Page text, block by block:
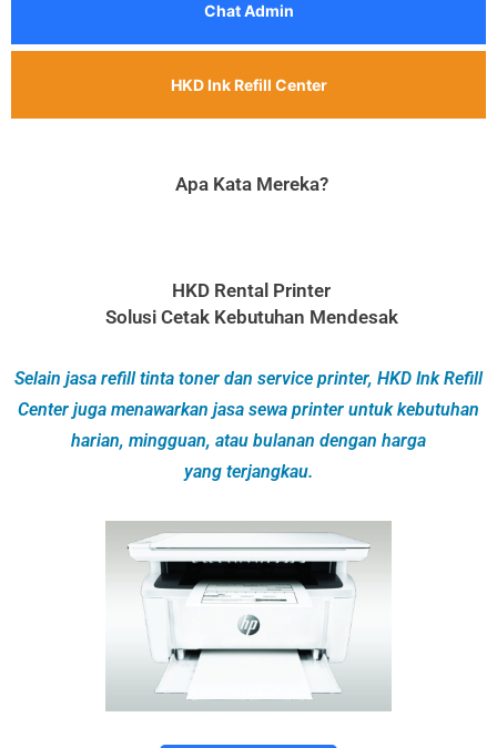
Chat Admin
HKD Ink Refill Center
Apa Kata Mereka?
HKD Rental Printer
Solusi Cetak Kebutuhan Mendesak
Selain jasa refill tinta toner dan service printer, HKD Ink Refill
Center juga menawarkan jasa sewa printer untuk kebutuhan
harian, mingguan, atau bulanan dengan harga
yang terjangkau.